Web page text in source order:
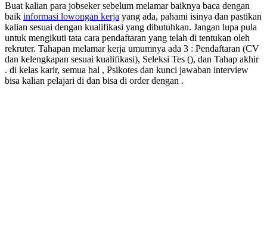
Buat kalian para jobseker sebelum melamar baiknya baca dengan
baik informasi lowongan kerja yang ada, pahami isinya dan pastikan
kalian sesuai dengan kualifikasi yang dibutuhkan. Jangan lupa pula
untuk mengikuti tata cara pendaftaran yang telah di tentukan oleh
rekruter. Tahapan melamar kerja umumnya ada 3 : Pendaftaran (CV
dan kelengkapan sesuai kualifikasi), Seleksi Tes (), dan Tahap akhir
. di kelas karir, semua hal , Psikotes dan kunci jawaban interview
bisa kalian pelajari di dan bisa di order dengan .